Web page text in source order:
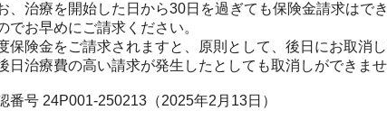
、治療を開始した日から30日を過ぎても保険金請求はで
でお早めにご請求ください。
保険金をご請求されますと、原則として、後日にお取消
日治療費の高い請求が発生したとしても取消しができま
番号 24P001-250213（2025年2月13日）